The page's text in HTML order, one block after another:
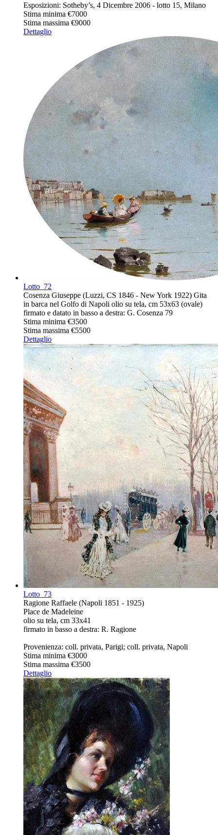
Esposizioni: Sotheby’s, 4 Dicembre 2006 - lotto 15, Milano
Stima minima €7000
Stima massima €9000
Dettaglio
Lotto 72
Cosenza Giuseppe (Luzzi, CS 1846 - New York 1922) Gita
in barca nel Golfo di Napoli olio su tela, cm 53x63 (ovale)
firmato e datato in basso a destra: G. Cosenza 79
Stima minima €3500
Stima massima €5500
Dettaglio
Lotto 73
Ragione Raffaele (Napoli 1851 - 1925)
Place de Madeleine
olio su tela, cm 33x41
firmato in basso a destra: R. Ragione
Provenienza: coll. privata, Parigi; coll. privata, Napoli
Stima minima €3000
Stima massima €3500
Dettaglio